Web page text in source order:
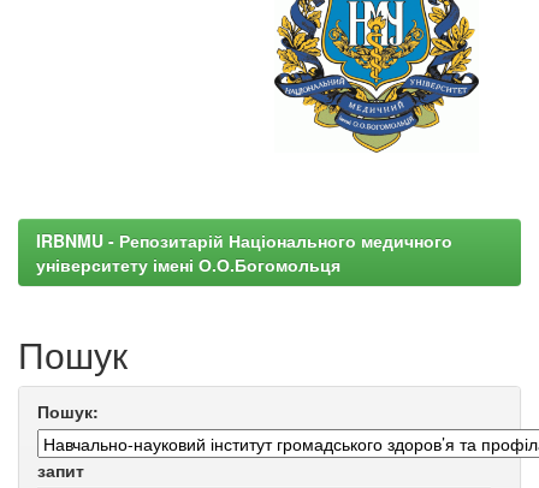
IRBNMU - Репозитарій Національного медичного
університету імені О.О.Богомольця
Пошук
Пошук:
запит